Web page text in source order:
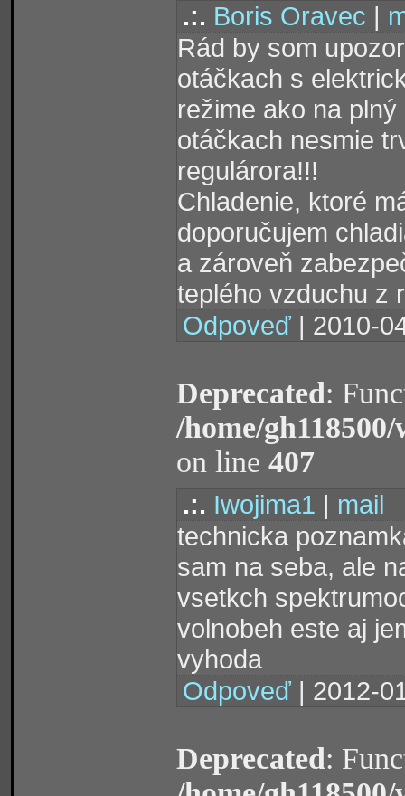
.:. Boris Oravec |
Rád by som
otáčkach s
režime ako na
otáčkach nesmie
regulárora!!!
Chladenie, ktoré
doporučujem
a zároveň
teplého vzduchu z
Odpoveď | 2010-
Deprecated:
/home/
on line 407
.:. Iwojima1 | mail
technicka
sam na seba, ale
vsetkch
volnobeh este aj
vyhoda
Odpoveď | 2012-
Deprecated: